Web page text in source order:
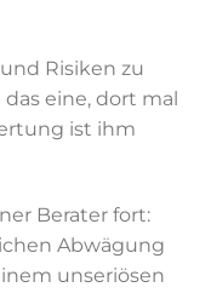
Risiken zu
eine, dort mal
ist ihm
Berater fort:
Abwägung
unseriösen